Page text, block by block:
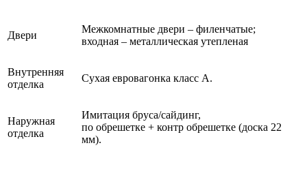
Двери
Межкомнатные двери – филенчатые;
входная – металлическая утепленая
Внутренняя
отделка
Сухая евровагонка класс А.
Наружная
отделка
Имитация бруса/сайдинг,
по обрешетке + контр обрешетке (доска 22
мм).